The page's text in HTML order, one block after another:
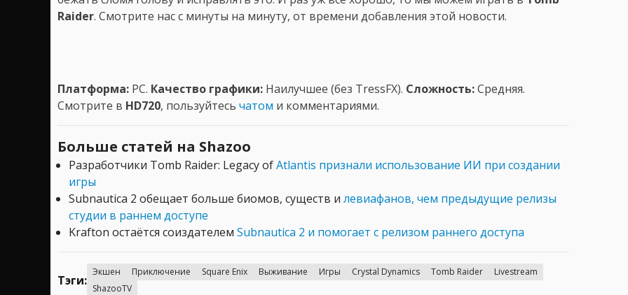
Raider. Смотрите нас с минуты на минуту, от времени добавления этой новости.
Платформа: PC. Качество графики: Наилучшее (без TressFX). Сложность:Средняя.
Смотрите в HD720, пользуйтесь чатом и комментариями.
Больше статей на Shazoo
Разработчики Tomb Raider: Legacy ofAtlantis признали использование ИИ при создании
игры
Subnautica 2 обещает больше биомов, существ и левиафанов, чем предыдущие релизы
студии в раннем доступе
Krafton остаётся соиздателем Subnautica 2 и помогает с релизом раннего доступа
Тэги:
Экшен Приключение Square Enix Выживание Игры Crystal Dynamics Tomb Raider
Livestream
ShazooTV